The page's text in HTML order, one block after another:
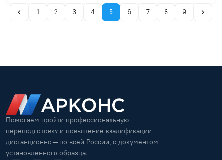
1 2 3 4 5 6 7 8 9
Помогаем пройти профессиональную
переподготовку и повышение квалификации
дистанционно — по всей России, с документом
установленного образца.